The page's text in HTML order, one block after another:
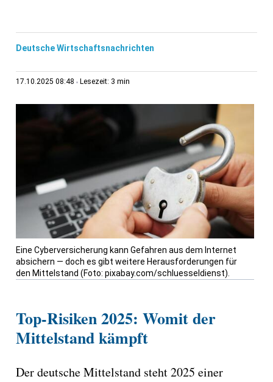
Deutsche Wirtschaftsnachrichten
17.10.2025 08:48 Lesezeit: 3 min
Eine Cyberversicherung kann Gefahren aus dem Internet
absichern — doch es gibt weitere Herausforderungen für
den Mittelstand (Foto: pixabay.com/schluesseldienst).
Top-Risiken 2025: Womit der
Mittelstand kämpft
Der deutsche Mittelstand steht 2025 einer